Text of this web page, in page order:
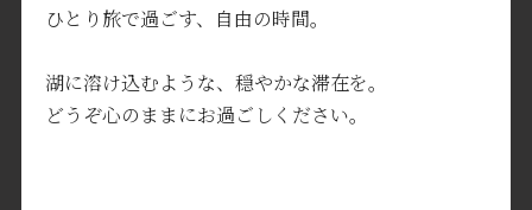
ひとり旅で過ごす、自由の時間。
湖に溶け込むような、穏やかな滞在を。
どうぞ心のままにお過ごしください。